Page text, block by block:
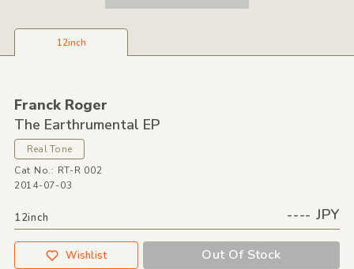
12inch
Franck Roger
The Earthrumental EP
Real Tone
Cat No.: RT-R 002
2014-07-03
12inch ---- JPY
Wishlist Out Of Stock